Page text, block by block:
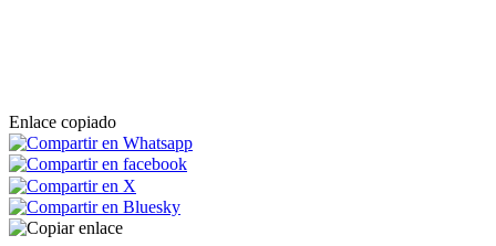
Enlace copiado